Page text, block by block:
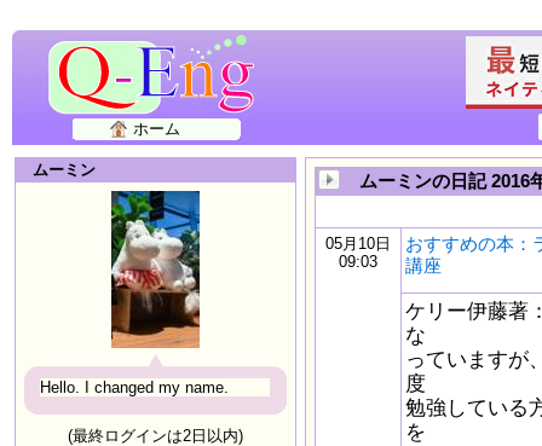
ホーム
ムーミン
Hello. I changed my name.
(最終ログインは2日以内)
ムーミンの日記 2016
05月10日
09:03
おすすめの本：
講座
ケリー伊藤著
な
っていますが
度
勉強している
を